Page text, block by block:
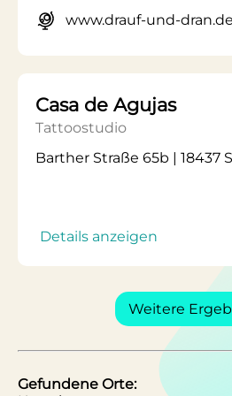
www.drauf-und-dran.de
Casa de Agujas
Tattoostudio
Barther Straße 65b | 18437
Details anzeigen
Weitere
Gefundene Orte: